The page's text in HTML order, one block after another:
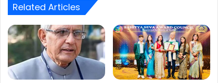
Related Articles